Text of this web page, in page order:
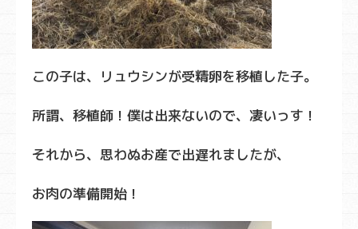
この子は、リュウシンが受精卵を移植した子。
所謂、移植師！僕は出来ないので、凄いっす！
それから、思わぬお産で出遅れましたが、
お肉の準備開始！